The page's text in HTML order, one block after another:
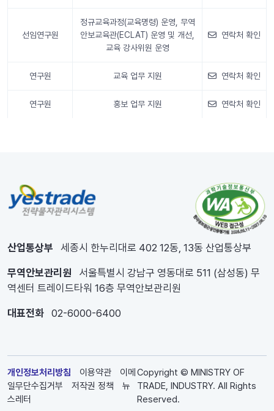
선임연구원
정규교육과정(교육명령) 운영, 무역
안보교육관(ECLAT) 운영 및 개선,
교육 강사위원 운영
연락처 확인
연구원 교육 업무 지원 연락처 확인
연구원 홍보 업무 지원 연락처 확인
산업통상부 세종시 한누리대로 402 12동, 13동 산업통상부
무역안보관리원
서울특별시 강남구 영동대로 511 (삼성동) 무
역센터 트레이드타워 16층 무역안보관리원
대표전화 02-6000-6400
개인정보처리방침 이용약관
이메
일무단수집거부
저작권 정책
뉴
스레터
Copyright © MINISTRY OF
TRADE, INDUSTRY. All Rights
Reserved.